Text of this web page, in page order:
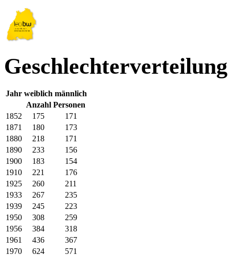
Jahr weiblich männlich
Anzahl Personen
1852
175
171
1871
180
173
1880
218
171
1890
233
156
1900
183
154
1910
221
176
1925
260
211
1933
267
235
1939
245
223
1950
308
259
1956
384
318
1961
436
367
1970
624 571